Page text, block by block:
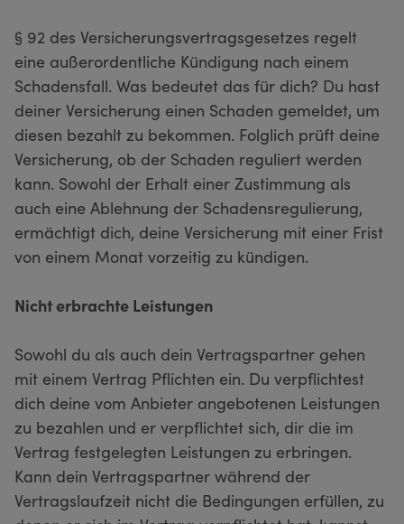
§ 92 des Versicherungsvertragsgesetzes regelt
eine außerordentliche Kündigung nach einem
Schadensfall. Was bedeutet das für dich? Du hast
deiner Versicherung einen Schaden gemeldet, um
diesen bezahlt zu bekommen. Folglich prüft deine
Versicherung, ob der Schaden reguliert werden
kann. Sowohl der Erhalt einer Zustimmung als
auch eine Ablehnung der Schadensregulierung,
ermächtigt dich, deine Versicherung mit einer Frist
von einem Monat vorzeitig zu kündigen.
Nicht erbrachte Leistungen
Sowohl du als auch dein Vertragspartner gehen
mit einem Vertrag Pflichten ein. Du verpflichtest
dich deine vom Anbieter angebotenen Leistungen
zu bezahlen und er verpflichtet sich, dir die im
Vertrag festgelegten Leistungen zu erbringen.
Kann dein Vertragspartner während der
Vertragslaufzeit nicht die Bedingungen erfüllen, zu